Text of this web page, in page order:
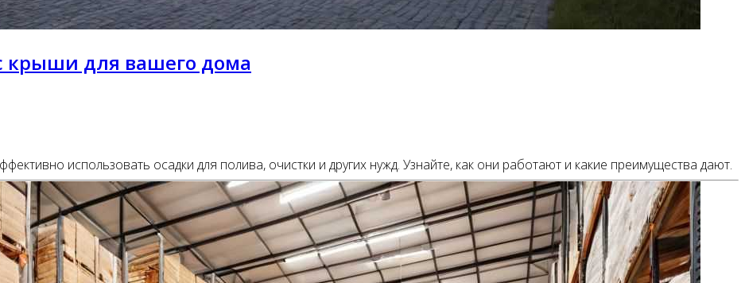
крыши для вашего дома
использовать осадки для полива, очистки и других нужд. Узнайте, как они работают и какие преимущества дают.